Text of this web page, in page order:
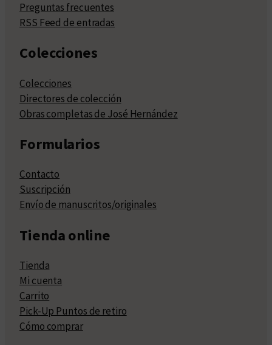
Preguntas frecuentes
RSS Feed de entradas
Colecciones
Colecciones
Directores de colección
Obras completas de José Hernández
Formularios
Contacto
Suscripción
Envío de manuscritos/originales
Tienda online
Tienda
Mi cuenta
Carrito
Pick-Up Puntos de retiro
Cómo comprar